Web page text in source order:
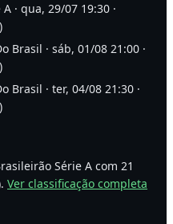
· qua, 29/07 19:30 ·
)
Brasil · sáb, 01/08 21:00 ·
)
Brasil · ter, 04/08 21:30 ·
)
Série A com 21
Ver classificação completa